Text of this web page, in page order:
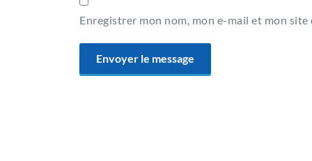
Enregistrer mon nom, mon e-mail et mon